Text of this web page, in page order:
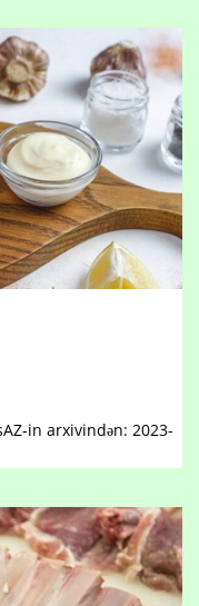
in arxivindən: 2023-